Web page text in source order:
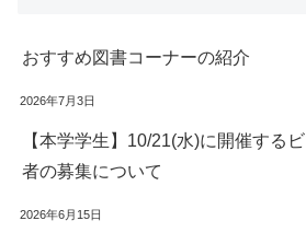
おすすめ図書コーナーの紹介
2026年7月3日
【本学学生】10/21(水)に開催する
者の募集について
2026年6月15日